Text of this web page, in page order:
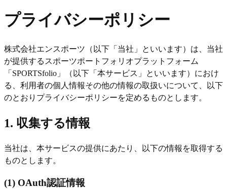
プライバシーポリシー
株式会社エンスポーツ（以下「当社」といいます）は、当社
が提供するスポーツポートフォリオプラットフォーム
「SPORTSfolio」（以下「本サービス」といいます）におけ
る、利用者の個人情報その他の情報の取扱いについて、以下
のとおりプライバシーポリシーを定めるものとします。
1. 収集する情報
当社は、本サービスの提供にあたり、以下の情報を取得する
ものとします。
(1) OAuth認証情報